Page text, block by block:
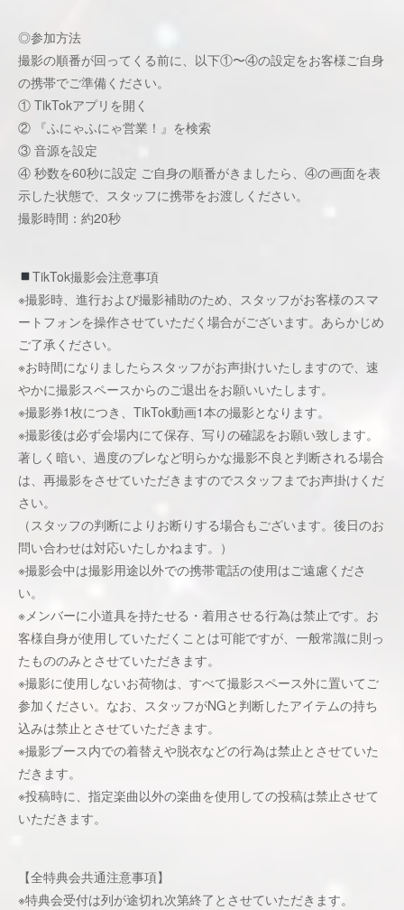
◎参加方法
撮影の順番が回ってくる前に、以下①〜④の設定をお客様ご自身
の携帯でご準備ください。
① TikTokアプリを開く
② 『ふにゃふにゃ営業！』を検索
③ 音源を設定
④ 秒数を60秒に設定 ご自身の順番がきましたら、④の画面を表
示した状態で、スタッフに携帯をお渡しください。
撮影時間：約20秒
TikTok撮影会注意事項
※撮影時、進行および撮影補助のため、スタッフがお客様のスマ
ートフォンを操作させていただく場合がございます。あらかじめ
ご了承ください。
※お時間になりましたらスタッフがお声掛けいたしますので、速
やかに撮影スペースからのご退出をお願いいたします。
※撮影券1枚につき、TikTok動画1本の撮影となります。
※撮影後は必ず会場内にて保存、写りの確認をお願い致します。
著しく暗い、過度のブレなど明らかな撮影不良と判断される場合
は、再撮影をさせていただきますのでスタッフまでお声掛けくだ
さい。
（スタッフの判断によりお断りする場合もございます。後日のお
問い合わせは対応いたしかねます。）
※撮影会中は撮影用途以外での携帯電話の使用はご遠慮くださ
い。
※メンバーに小道具を持たせる・着用させる行為は禁止です。お
客様自身が使用していただくことは可能ですが、一般常識に則っ
たもののみとさせていただきます。
※撮影に使用しないお荷物は、すべて撮影スペース外に置いてご
参加ください。なお、スタッフがNGと判断したアイテムの持ち
込みは禁止とさせていただきます。
※撮影ブース内での着替えや脱衣などの行為は禁止とさせていた
だきます。
※投稿時に、指定楽曲以外の楽曲を使用しての投稿は禁止させて
いただきます。
【全特典会共通注意事項】
※特典会受付は列が途切れ次第終了とさせていただきます。